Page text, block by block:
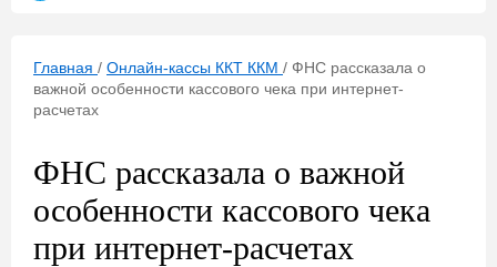
Главная / Онлайн-кассы ККТ ККМ / ФНС рассказала о
важной особенности кассового чека при интернет-
расчетах
ФНС рассказала о важной
особенности кассового чека
при интернет-расчетах